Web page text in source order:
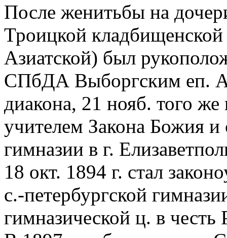
После женитьбы на
Троицкой
Азиатской) был
СПбДА Выборгским еп.
диакона, 21 нояб. того
учителем Закона Божия
гимназии в г.
18 окт. 1894 г. стал
с.-петербургской
гимназической ц. в